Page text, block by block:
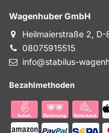
Wagenhuber GmbH
Heilmaierstraße 2,
08075915515
info@stabilus-
Bezahlmethoden